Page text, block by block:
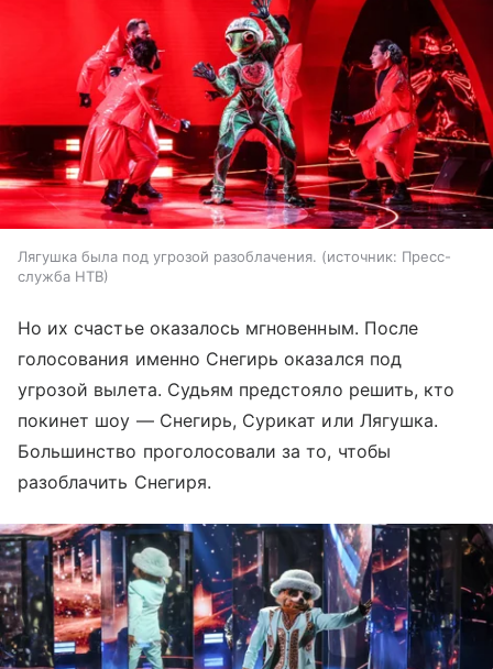
Лягушка была под угрозой разоблачения. источник: Пресс-
служба НТВ
Но их счастье оказалось мгновенным. После
голосования именно Снегирь оказался под
угрозой вылета. Судьям предстояло решить, кто
покинет шоу — Снегирь, Сурикат или Лягушка.
Большинство проголосовали за то, чтобы
разоблачить Снегиря.